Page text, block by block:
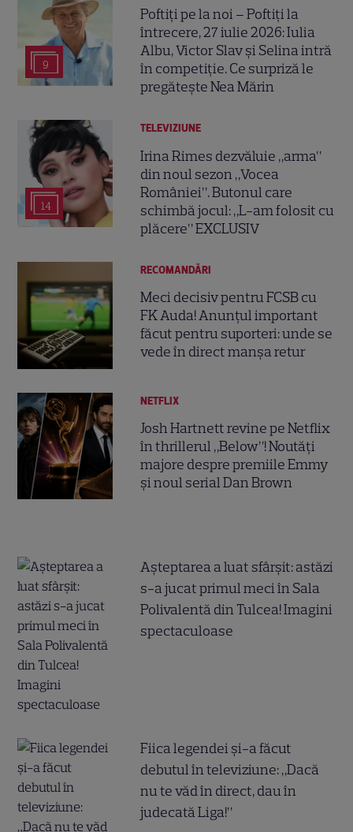
9
Poftiți pe la noi – Poftiți la
întrecere, 27 iulie 2026: Iulia
Albu, Victor Slav și Selina intră
în competiție. Ce surpriză le
pregătește Nea Mărin
14
TELEVIZIUNE
Irina Rimes dezvăluie „arma”
din noul sezon „Vocea
României”. Butonul care
schimbă jocul: „L-am folosit cu
plăcere” EXCLUSIV
RECOMANDĂRI
Meci decisiv pentru FCSB cu
FK Auda! Anunțul important
făcut pentru suporteri: unde se
vede în direct manșa retur
NETFLIX
Josh Hartnett revine pe Netflix
în thrillerul „Below”! Noutăți
majore despre premiile Emmy
și noul serial Dan Brown
Așteptarea a luat sfârșit: astăzi
s-a jucat primul meci în Sala
Polivalentă din Tulcea! Imagini
spectaculoase
Fiica legendei și-a făcut
debutul în televiziune: „Dacă
nu te văd în direct, dau în
judecată Liga!”